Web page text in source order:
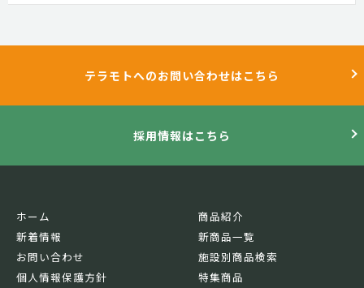
テラモトへのお問い合わせはこちら
採用情報はこちら
ホーム
新着情報
お問い合わせ
個人情報保護方針
商品紹介
新商品一覧
施設別商品検索
特集商品